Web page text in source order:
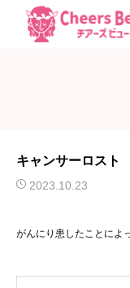
キャンサーロスト
2023.10.23
がんにり患したことによ